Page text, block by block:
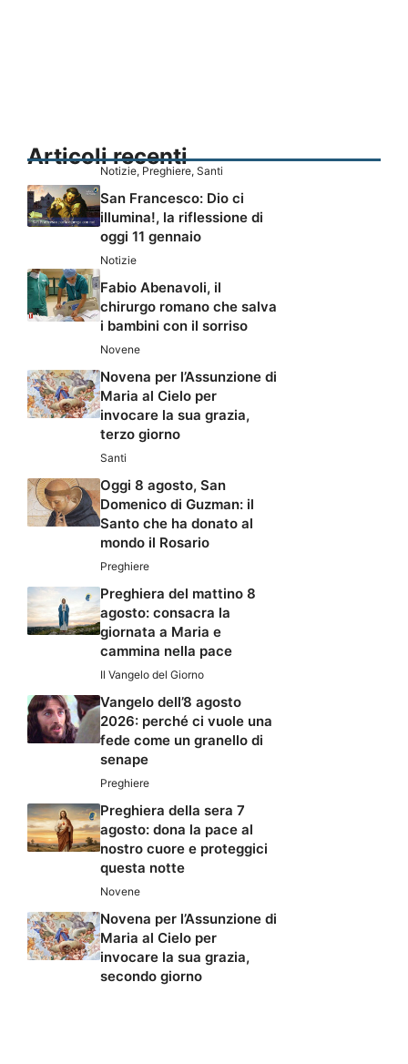
Articoli recenti
Notizie, Preghiere, Santi
San Francesco: Dio ci
illumina!, la riflessione di
oggi 11 gennaio
Notizie
Fabio Abenavoli, il
chirurgo romano che salva
i bambini con il sorriso
Novene
Novena per l’Assunzione di
Maria al Cielo per
invocare la sua grazia,
terzo giorno
Santi
Oggi 8 agosto, San
Domenico di Guzman: il
Santo che ha donato al
mondo il Rosario
Preghiere
Preghiera del mattino 8
agosto: consacra la
giornata a Maria e
cammina nella pace
Il Vangelo del Giorno
Vangelo dell’8 agosto
2026: perché ci vuole una
fede come un granello di
senape
Preghiere
Preghiera della sera 7
agosto: dona la pace al
nostro cuore e proteggici
questa notte
Novene
Novena per l’Assunzione di
Maria al Cielo per
invocare la sua grazia,
secondo giorno